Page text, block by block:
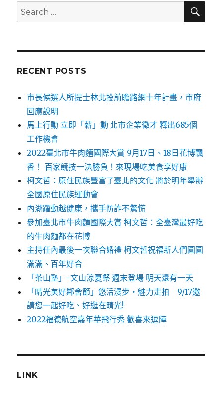
Search
for:
RECENT POSTS
市長候選人所提士林北投前瞻路網十年計畫，市府
回應說明
馬上行動 立即「薪」動 北市企業徵才 釋出685個
工作機會
2022臺北市牛肉麵國際大賞 9月17日、18日花博飄
香！ 百家競技一決勝負！來現場吃美食享好康
柯文哲：原住民族豐富了臺北的文化 將於明年舉辦
全國原住民族運動會
內湖躍動越健康，攜手防詐不驚慌
參加臺北市牛肉麵國際大賞 柯文哲：全臺灣最好吃
的牛肉麵都在花博
主持任內最後一次聯合婚禮 柯文哲祝福新人們圓圓
滿滿、百年好合
「茶山塾」-文山涼夏祭 週末登場 明天還有一天
「晴光美好鄰舍節」悠活漫步‧魅力走拍 9/17邀
請您一起好吃、好逛在晴光!
2022福德航空嘉年華飛行秀 歡喜來逗陣
LINK